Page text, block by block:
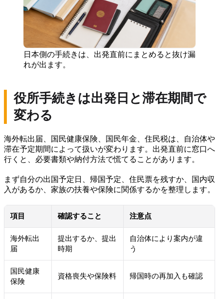
日本側の手続きは、出発直前にまとめると抜け漏
れが出ます。
役所手続きは出発日と滞在期間で
変わる
海外転出届、国民健康保険、国民年金、住民税は、自治体や
滞在予定期間によって扱いが変わります。出発直前に窓口へ
行くと、必要書類や納付方法で慌てることがあります。
まず自分の出国予定日、帰国予定、住民票を残すか、国内収
入があるか、家族の扶養や保険に関係するかを整理します。
項目 確認すること 注意点
海外転出
届
提出するか、提出
時期
自治体により案内が違
う
国民健康
保険
資格喪失や保険料 帰国時の再加入も確認